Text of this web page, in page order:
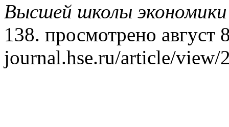
Высшей школы экономики
138. просмотрено
journal.hse.ru/article/view/